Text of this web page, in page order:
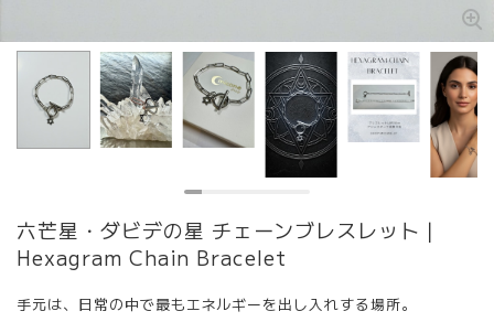
六芒星・ダビデの星 チェーンブレスレット｜
Hexagram Chain Bracelet
手元は、日常の中で最もエネルギーを出し入れする場所。